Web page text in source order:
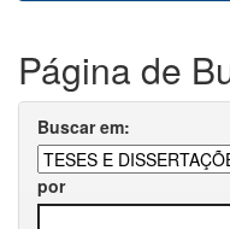
Página de
Buscar em:
por